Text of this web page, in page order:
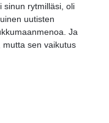
sinun rytmilläsi, oli
uutisten
Ja
mutta sen vaikutus